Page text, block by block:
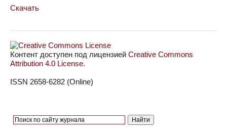
Скачать
Контент доступен под лицензией Creative Commons
Attribution 4.0 License.
ISSN 2658-6282 (Online)